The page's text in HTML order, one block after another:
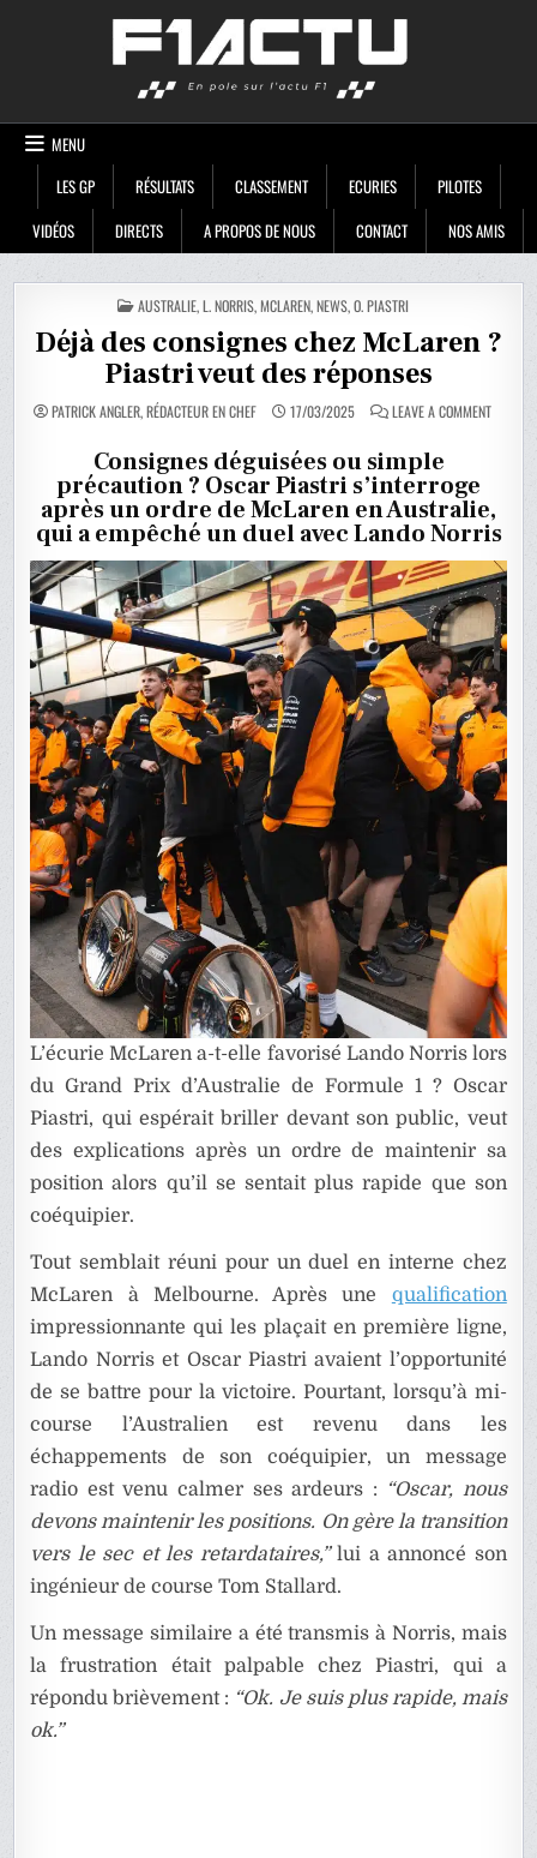
MENU
LES GP
RÉSULTATS CLASSEMENT ECURIES
PILOTES
VIDÉOS
DIRECTS A PROPOS DE NOUS CONTACT NOS AMIS
POSTED
IN
AUSTRALIE,L. NORRIS,MCLAREN,NEWS,O. PIASTRI
Déjà des consignes chez McLaren ?
Piastri veut des réponses
PATRICK ANGLER, RÉDACTEUR EN CHEF 17/03/2025 LEAVE A COMMENTON
PIASTRI
VEUT
DES
Consignes déguisées ou simple
précaution ? Oscar Piastri s’interroge
après un ordre de McLaren en Australie,
qui a empêché un duel avec Lando Norris
L’écurie McLaren a-t-elle favorisé Lando Norris lors
du Grand Prix d’Australie de Formule 1 ? Oscar
Piastri, qui espérait briller devant son public, veut
des explications après un ordre de maintenir sa
position alors qu’il se sentait plus rapide que son
coéquipier.
Tout semblait réuni pour un duel en interne chez
McLaren à Melbourne. Après une qualification
impressionnante qui les plaçait en première ligne,
Lando Norris et Oscar Piastri avaient l’opportunité
de se battre pour la victoire. Pourtant, lorsqu’à mi-
course l’Australien est revenu dans les
échappements de son coéquipier, un message
radio est venu calmer ses ardeurs :
“Oscar, nous
devons maintenir les positions. On gère la transition
vers le sec et les retardataires,”lui a annoncé son
ingénieur de course Tom Stallard.
Un message similaire a été transmis à Norris, mais
la frustration était palpable chez Piastri, qui a
répondu brièvement : “Ok. Je suis plus rapide, mais
ok.”